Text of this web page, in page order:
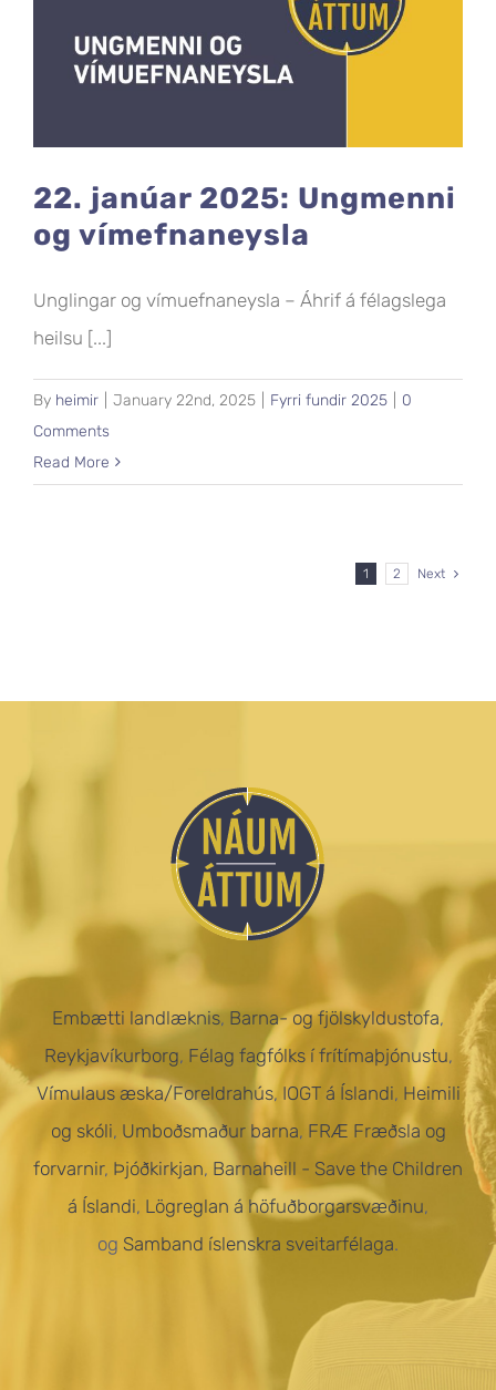
22. janúar 2025: Ungmenni
og vímefnaneysla
Unglingar og vímuefnaneysla – Áhrif á félagslega
heilsu [...]
By heimir January 22nd, 2025 Fyrri fundir 2025
0
Comments
Read More
1 2 Next
Embætti landlæknis, Barna- og fjölskyldustofa,
Reykjavíkurborg, Félag fagfólks í frítímaþjónustu,
Vímulaus æska/Foreldrahús, IOGT á Íslandi, Heimili
og skóli, Umboðsmaður barna, FRÆ Fræðsla og
forvarnir, Þjóðkirkjan, Barnaheill - Save the Children
á Íslandi, Lögreglan á höfuðborgarsvæðinu,
og Samband íslenskra sveitarfélaga.